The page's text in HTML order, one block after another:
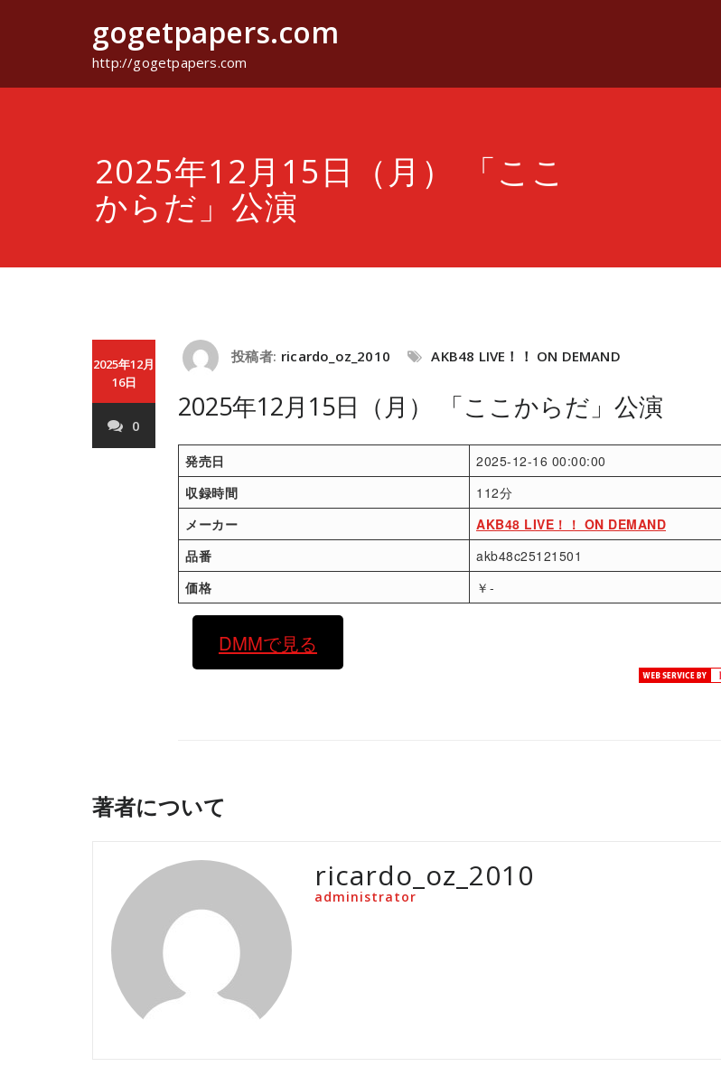
gogetpapers.com
http://gogetpapers.com
2025年12月15日（月） 「ここ
からだ」公演
2025年12月
16日
0
投稿者: ricardo_oz_2010 AKB48 LIVE！！ ON DEMAND
2025年12月15日（月） 「ここからだ」公演
発売日
2025-12-16 00:00:00
収録時間
112分
メーカー
AKB48 LIVE！！ ON DEMAND
品番
akb48c25121501
価格
￥-
DMMで見る
著者について
ricardo_oz_2010
administrator